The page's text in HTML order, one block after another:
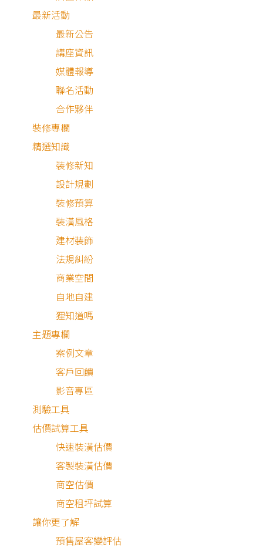
最新活動
最新公告
講座資訊
媒體報導
聯名活動
合作夥伴
裝修專欄
精選知識
裝修新知
設計規劃
裝修預算
裝潢風格
建材裝飾
法規糾紛
商業空間
自地自建
狸知道嗎
主題專欄
案例文章
客戶回饋
影音專區
測驗工具
估價試算工具
快速裝潢估價
客製裝潢估價
商空估價
商空租坪試算
讓你更了解
預售屋客變評估
我已經了解並同意
立即預約
狸樂聚承諾：
我們致力於提供高品質的服務，為保障您的權益與維護我們的良好口
最安心的裝修媒合平台
0800-568-088
客服時間：週ㄧ至週日 09:00 - 21:00
MEMBER
我的案件
加入好狸